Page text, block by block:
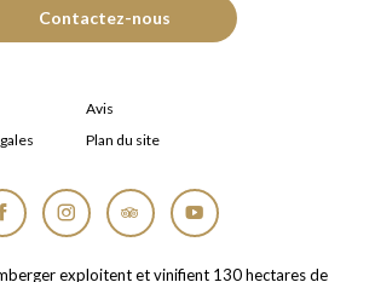
Contactez-nous
Avis
Plan du site
exploitent et vinifient 130 hectares de